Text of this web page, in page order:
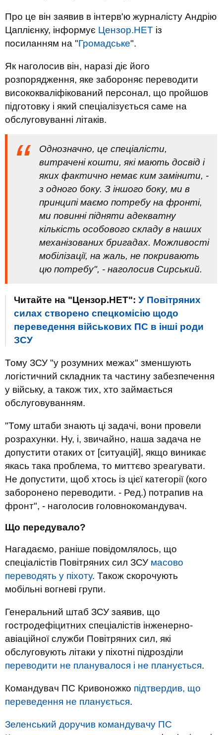
Про це він заявив в інтерв'ю журналісту Андрію
Цаплієнку, інформує Цензор.НЕТ із
посиланням на "Громадське".
Як наголосив він, наразі діє його
розпорядження, яке забороняє переводити
висококваліфікований персонал, що пройшов
підготовку і який спеціалізується саме на
обслуговуванні літаків.
Однозначно, це спеціалісти,
витрачені кошти, які мають досвід і
яких фактично немає ким замінити, -
з одного боку. З іншого боку, ми в
принципі маємо потребу на фронті,
ми повинні підняти адекватну
кількість особового складу в наших
механізованих бригадах. Можливості
мобілізації, на жаль, не покривають
цю потребу", - наголосив Сирський.
Читайте на "Цензор.НЕТ": У Повітряних
силах створено спецкомісію щодо
переведення військових ПС в інші роди
ЗСУ
Тому ЗСУ "у розумних межах" зменшують
логістичний складник та частину забезпечення
у війську, а також тих, хто займається
обслуговуванням.
"Тому штаби знають ці задачі, вони провели
розрахунки. Ну, і, звичайно, наша задача не
допустити отаких от [ситуацій], якщо виникає
якась така проблема, то миттєво зреагувати.
Не допустити, щоб хтось із цієї категорії (кого
заборонено переводити. - Ред.) потрапив на
фронт", - наголосив головнокомандувач.
Що передувало?
Нагадаємо, раніше повідомлялось, що
спеціалістів Повітряних сил ЗСУ масово
переводять у піхоту. Також скорочують
мобільні вогневі групи.
Генеральний штаб ЗСУ заявив, що
гостродефіцитних спеціалістів інженерно-
авіаційної служби Повітряних сил, які
обслуговують літаки у піхотні підрозділи
переводити не планувалося і не планується.
Командувач ПС Кривоножко підтвердив, що
переведення не планується.
Зеленський доручив командувачу ПС